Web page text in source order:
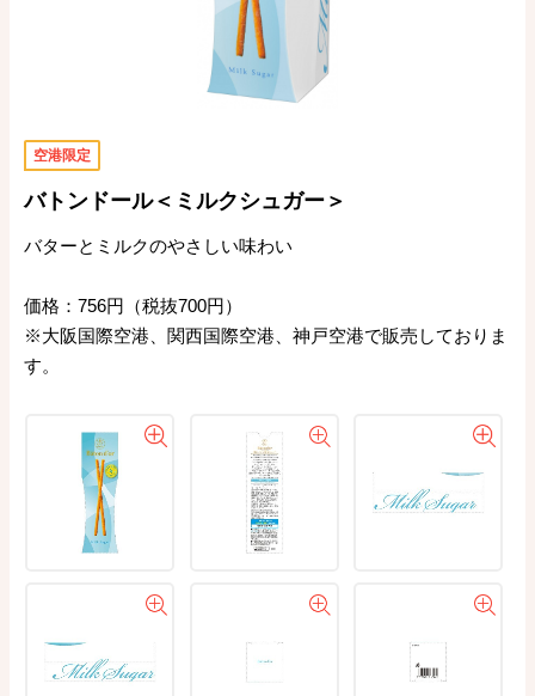
空港限定
バトンドール＜ミルクシュガー＞
バターとミルクのやさしい味わい
価格：756円（税抜700円）
※大阪国際空港、関西国際空港、神戸空港で販売しておりま
す。